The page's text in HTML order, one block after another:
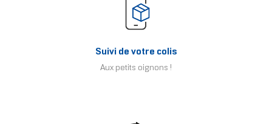
Suivi de votre colis
Aux petits oignons !